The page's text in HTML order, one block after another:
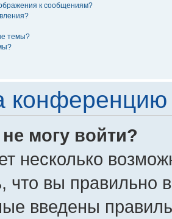
к сообщениям?
темы?
конференцию
могу войти?
несколько
что вы правильно
введены